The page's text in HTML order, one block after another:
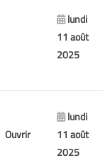
lundi
11 août
2025
Ouvrir
lundi
11 août
2025